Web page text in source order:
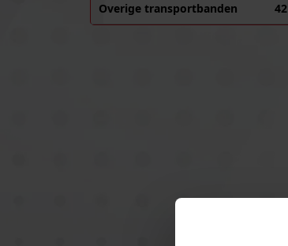
Overige transportbanden 42